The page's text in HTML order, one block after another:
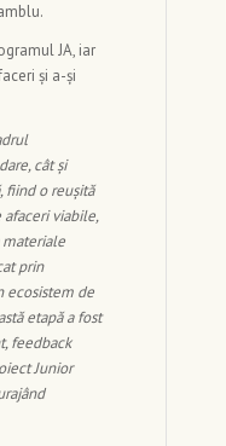
JA, iar
și a-și
cât și
fiind o reușită
viabile,
materiale
prin
ecosistem de
etapă a fost
feedback
Junior